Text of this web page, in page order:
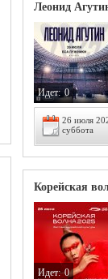
Леонид
Идет: 0
26 июля
суббота
Корейская
Идет: 0